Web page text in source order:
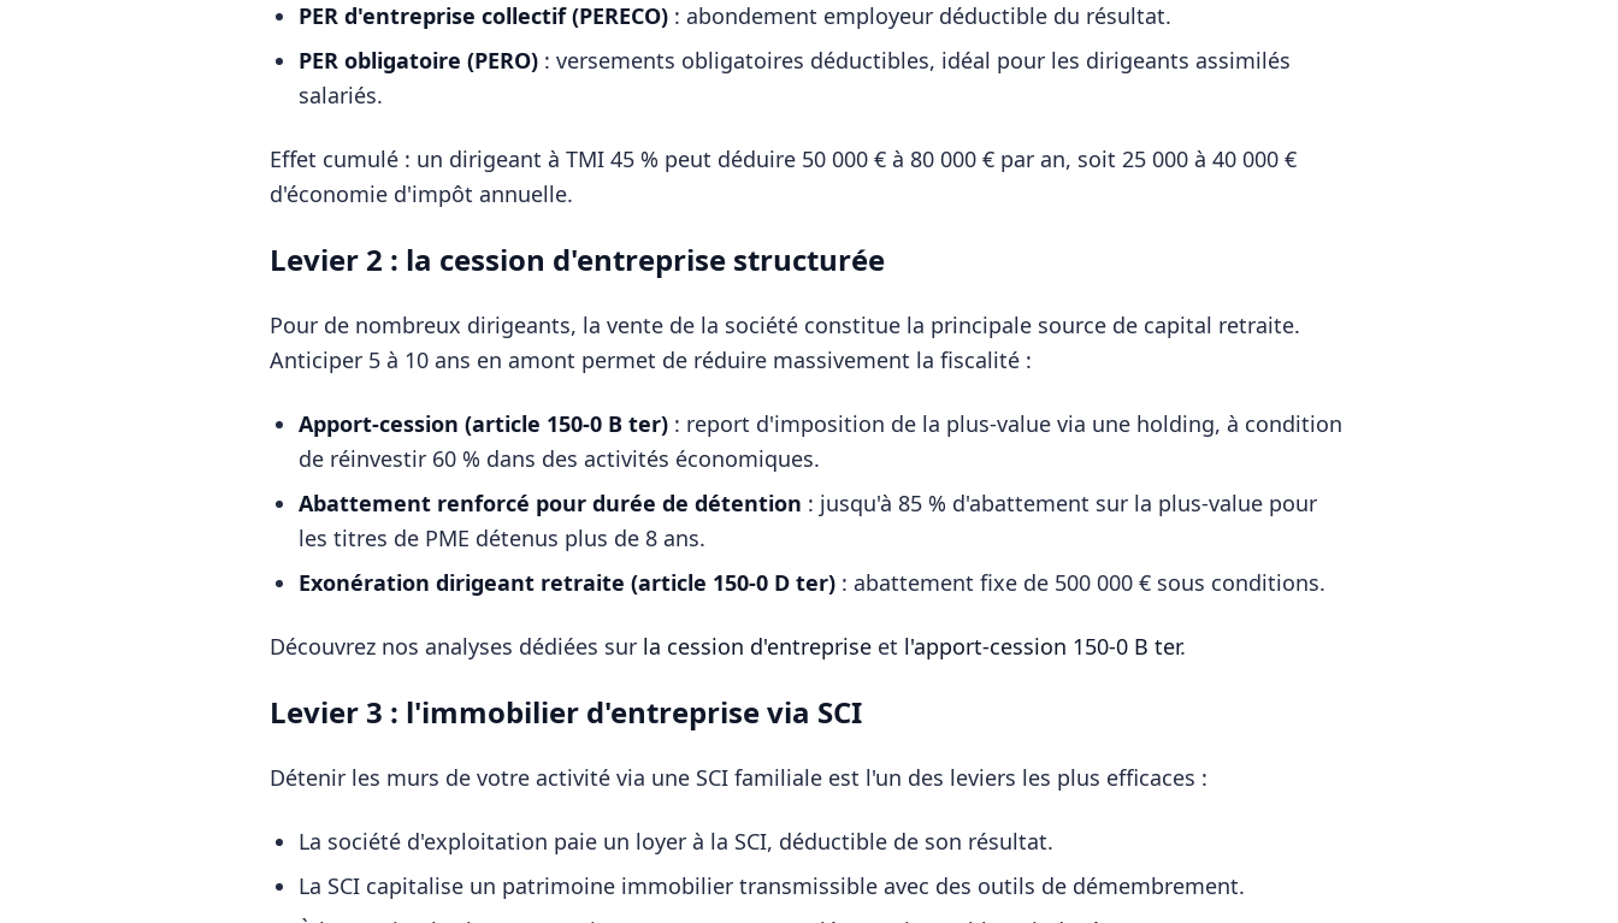
PER d'entreprise collectif (PERECO) : abondement employeur déductible du résultat.
PER obligatoire (PERO) : versements obligatoires déductibles, idéal pour les dirigeants assimilés
salariés.
Effet cumulé : un dirigeant à TMI 45 % peut déduire 50 000 € à 80 000 € par an, soit 25 000 à 40 000 €
d'économie d'impôt annuelle.
Levier 2 : la cession d'entreprise structurée
Pour de nombreux dirigeants, la vente de la société constitue la principale source de capital retraite.
Anticiper 5 à 10 ans en amont permet de réduire massivement la fiscalité :
Apport-cession (article 150-0 B ter) : report d'imposition de la plus-value via une holding, à condition
de réinvestir 60 % dans des activités économiques.
Abattement renforcé pour durée de détention : jusqu'à 85 % d'abattement sur la plus-value pour
les titres de PME détenus plus de 8 ans.
Exonération dirigeant retraite (article 150-0 D ter) : abattement fixe de 500 000 € sous conditions.
Découvrez nos analyses dédiées sur la cession d'entreprise et l'apport-cession 150-0 B ter.
Levier 3 : l'immobilier d'entreprise via SCI
Détenir les murs de votre activité via une SCI familiale est l'un des leviers les plus efficaces :
La société d'exploitation paie un loyer à la SCI, déductible de son résultat.
La SCI capitalise un patrimoine immobilier transmissible avec des outils de démembrement.